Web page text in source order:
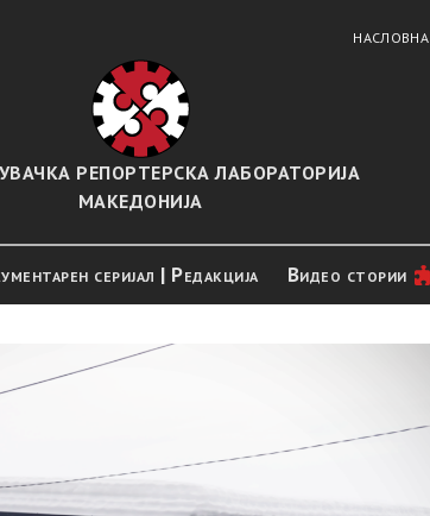
НАСЛОВНА
РЕПОРТЕРСКА ЛАБОРАТОРИЈА
МАКЕДОНИЈА
серијал | Редакција Видео стории